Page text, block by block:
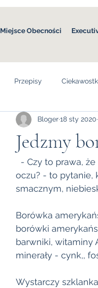
Miejsce Obecności
Przepisy
Jedzmy
Bloger18 sty 2020
oczu? - to pytanie,
smacznym,
Borówka
borówki
barwniki, witaminy
minerały - cynk,,
Wystarczy